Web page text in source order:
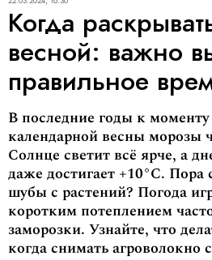
Когда
весной: важно
правильное
В последние годы к
календарной весны морозы
Солнце светит всё ярче, а
даже достигает +10°C.
шубы с растений? Погода
коротким потеплением
заморозки. Узнайте, что
когда снимать агроволокно